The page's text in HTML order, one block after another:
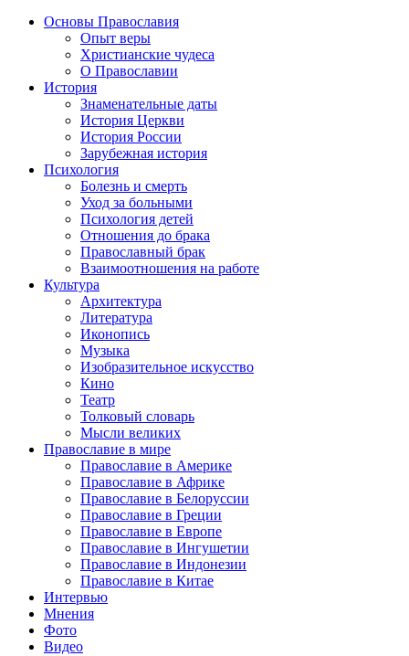
Основы Православия
Опыт веры
Христианские чудеса
О Православии
История
Знаменательные даты
История Церкви
История России
Зарубежная история
Психология
Болезнь и смерть
Уход за больными
Психология детей
Отношения до брака
Православный брак
Взаимоотношения на работе
Культура
Архитектура
Литература
Иконопись
Музыка
Изобразительное искусство
Кино
Театр
Толковый словарь
Мысли великих
Православие в мире
Православие в Америке
Православие в Африке
Православие в Белоруссии
Православие в Греции
Православие в Европе
Православие в Ингушетии
Православие в Индонезии
Православие в Китае
Интервью
Мнения
Фото
Видео